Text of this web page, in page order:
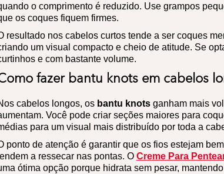
o comprimento é reduzido. Use grampos
os coques fiquem firmes.
resultado nos cabelos curtos tende a ser coques
um visual compacto e cheio de atitude. Se
e com bastante volume.
fazer bantu knots em cabelos
cabelos longos, os bantu knotsganham mais
Você pode criar seções maiores para
para um visual mais distribuído por toda a
ponto de atenção é garantir que os fios estejam
a ressecar nas pontas. O Creme Para
ótima opção porque hidrata sem pesar,